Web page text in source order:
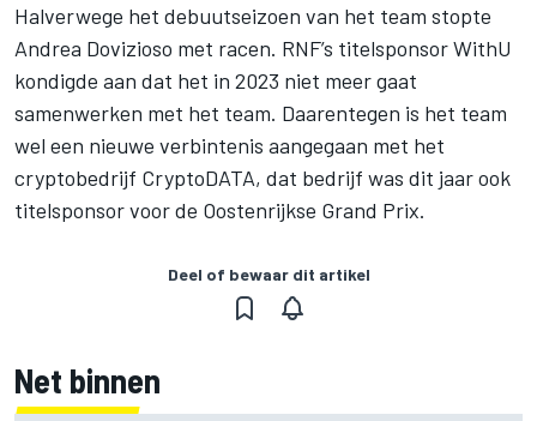
Halverwege het debuutseizoen van het team stopte
Andrea Dovizioso met racen. RNF’s titelsponsor WithU
kondigde aan dat het in 2023 niet meer gaat
samenwerken met het team. Daarentegen is het team
wel een nieuwe verbintenis aangegaan met het
cryptobedrijf CryptoDATA, dat bedrijf was dit jaar ook
titelsponsor voor de Oostenrijkse Grand Prix.
Deel of bewaar dit artikel
Net binnen